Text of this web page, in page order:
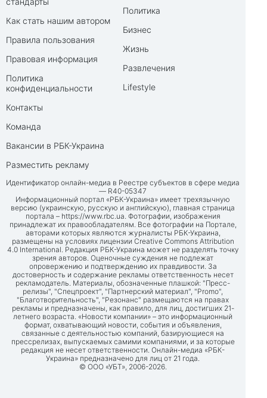
Как стать нашим автором
Правила пользования
Правовая информация
Политика
конфиденциальности
Контакты
Команда
Вакансии в РБК-Украина
Разместить рекламу
Политика
Бизнес
Жизнь
Развлечения
Lifestyle
Идентификатор онлайн-медиа в Реестре субъектов в сфере медиа
— R40-05347
Информационный портал «РБК-Украина» имеет трехязычную
версию (украинскую, русскую и английскую), главная страница
портала – https://www.rbc.ua. Фотографии, изображения
принадлежат их правообладателям. Все фотографии на Портале,
авторами которых являются журналисты РБК-Украина,
размещены на условиях лицензии Creative Commons Attribution
4.0 International. Редакция РБК-Украина может не разделять точку
зрения авторов. Оценочные суждения не подлежат
опровержению и подтверждению их правдивости. За
достоверность и содержание рекламы ответственность несет
рекламодатель. Материалы, обозначенные плашкой: "Пресс-
релизы", "Спецпроект", "Партнерский материал", "Promo",
"Благотворительность", "Резонанс" размещаются на правах
рекламы и предназначены, как правило, для лиц, достигших 21-
летнего возраста. «Новости компании» – это информационный
формат, охватывающий новости, события и объявления,
связанные с деятельностью компаний, базирующиеся на
прессрелизах, выпускаемых самими компаниями, и за которые
редакция не несет ответственности. Онлайн-медиа «РБК-
Украина» предназначено для лиц от 21 года.
© ООО «УБТ», 2006-2026.